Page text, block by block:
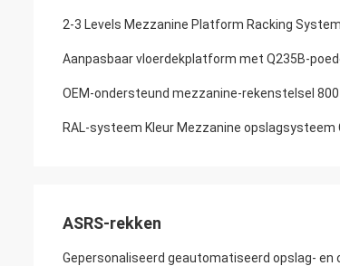
2-3 Levels Mezzanine Platform Racking
Aanpasbaar vloerdekplatform met Q235B-
OEM-ondersteund mezzanine-rekenstelsel
RAL-systeem Kleur Mezzanine
ASRS-rekken
Gepersonaliseerd geautomatiseerd opslag-